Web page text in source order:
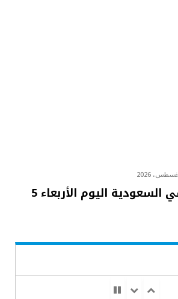
أسعار الذهب في السعودية اليوم الأربعاء 5